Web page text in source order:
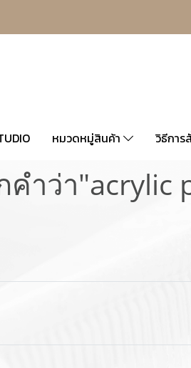
หมวดหมู่สินค้า วิธีการ
คำว่า"acrylic